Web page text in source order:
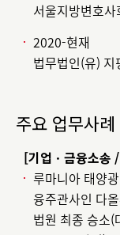
서울지방변호
2020-현재
법무법인(유) 지
주요 업무사례
[기업ㆍ금융소송
루마니아 태양
융주관사인 다
법원 최종 승소